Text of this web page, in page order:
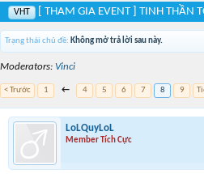
VHT [ THAM GIA EVENT ] TINH THẦN
Trạng thái chủ đề: Không mở trả lời sau này.
Moderators: Vinci
< Trước 1 ← 4 5 6 7 8 9
LoLQuyLoL
Member Tích Cực